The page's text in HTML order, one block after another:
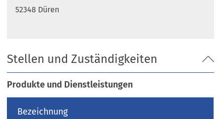
i
e
m
n
e
52348 Düren
Stellen und Zuständigkeiten
Produkte und Dienstleistungen
Bezeichnung